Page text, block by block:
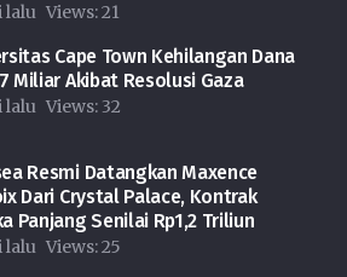
lalu Views:21
Cape Town Kehilangan Dana
Miliar Akibat Resolusi Gaza
lalu Views: 32
Resmi Datangkan Maxence
Dari Crystal Palace, Kontrak
Panjang Senilai Rp1,2 Triliun
lalu Views:25